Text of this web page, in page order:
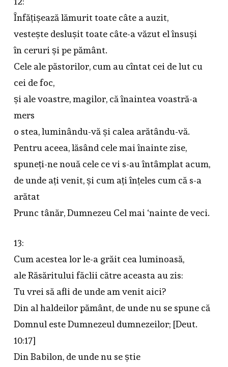
Înfățișează lămurit toate câte a auzit,
vestește deslușit toate câte-a văzut el însuși
în ceruri și pe pământ.
Cele ale păstorilor, cum au cîntat cei de lut cu
cei de foc,
și ale voastre, magilor, că înaintea voastră-a
mers
o stea, luminându-vă și calea arătându-vă.
Pentru aceea, lăsând cele mai înainte zise,
spuneți-ne nouă cele ce vi s-au întâmplat acum,
de unde ați venit, și cum ați înțeles cum că s-a
arătat
Prunc tânăr, Dumnezeu Cel mai ‘nainte de veci.
13:
Cum acestea lor le-a grăit cea luminoasă,
ale Răsăritului făclii către aceasta au zis:
Tu vrei să afli de unde am venit aici?
Din al haldeilor pământ, de unde nu se spune că
Domnul este Dumnezeul dumnezeilor; [Deut.
10:17]
Din Babilon, de unde nu se știe